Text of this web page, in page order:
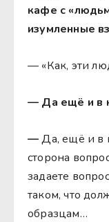
кафе с
изумленные
— «Как, эти
— Да ещё и в
—Да, ещё и в
сторона
задаете
таком, что
образцам…